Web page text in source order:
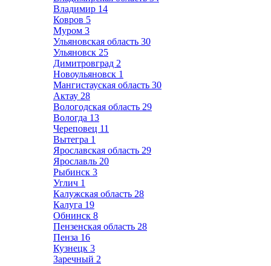
Владимир 14
Ковров 5
Муром 3
Ульяновская область 30
Ульяновск 25
Димитровград 2
Новоульяновск 1
Мангистауская область 30
Актау 28
Вологодская область 29
Вологда 13
Череповец 11
Вытегра 1
Ярославская область 29
Ярославль 20
Рыбинск 3
Углич 1
Калужская область 28
Калуга 19
Обнинск 8
Пензенская область 28
Пенза 16
Кузнецк 3
Заречный 2